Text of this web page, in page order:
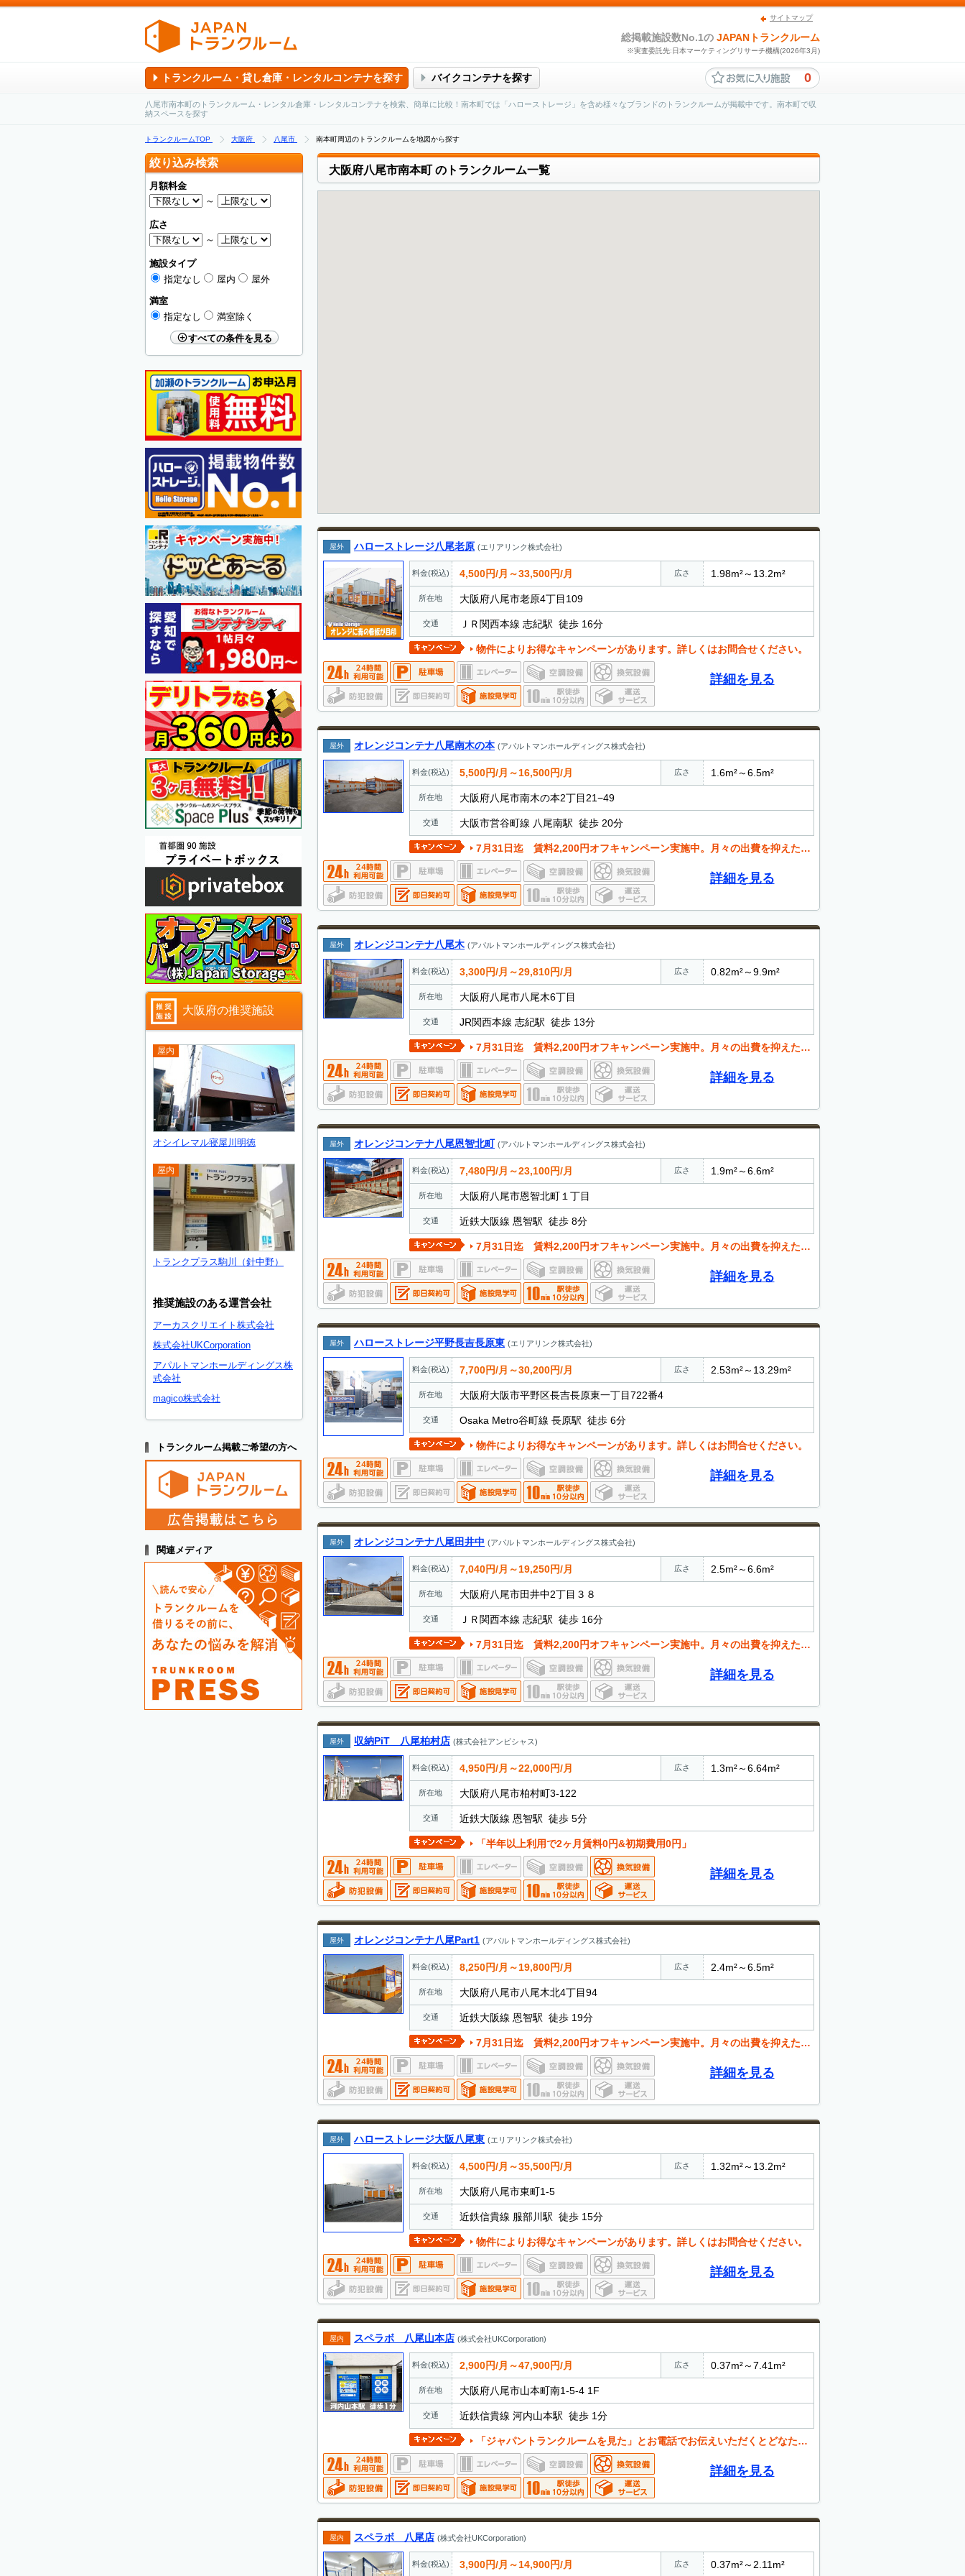
サイトマップ
総掲載施設数No.1の JAPANトランクルーム
※実査委託先:日本マーケティングリサーチ機構(2026年3月)
トランクルーム・貸し倉庫・レンタルコンテナを探す バイクコンテナを探す 0
八尾市南本町のトランクルーム・レンタル倉庫・レンタルコンテナを検索、簡単に比較！南本町では「ハローストレージ」を含め様々なブランドのトランクルームが掲載中です。南本町で収
納スペースを探す
トランクルームTOP 大阪府 八尾市 南本町周辺のトランクルームを地図から探す
大阪府八尾市南本町のトランクルーム一覧
屋外 ハローストレージ八尾老原 (エリアリンク株式会社)
料金(税込) 4,500円/月～33,500円/月 広さ 1.98m²～13.2m²
所在地 大阪府八尾市老原4丁目109
交通 ＪＲ関西本線 志紀駅 徒歩 16分
物件によりお得なキャンペーンがあります。詳しくはお問合せください。
詳細を見る
屋外 オレンジコンテナ八尾南木の本 (アパルトマンホールディングス株式会社)
料金(税込) 5,500円/月～16,500円/月 広さ 1.6m²～6.5m²
所在地 大阪府八尾市南木の本2丁目21−49
交通 大阪市営谷町線 八尾南駅 徒歩 20分
7月31日迄 賃料2,200円オフキャンペーン実施中。月々の出費を抑えたい方必見です。お問い合わせください。
詳細を見る
屋外 オレンジコンテナ八尾木 (アパルトマンホールディングス株式会社)
料金(税込) 3,300円/月～29,810円/月 広さ 0.82m²～9.9m²
所在地 大阪府八尾市八尾木6丁目
交通 JR関西本線 志紀駅 徒歩 13分
7月31日迄 賃料2,200円オフキャンペーン実施中。月々の出費を抑えたい方必見です。お問い合わせください。
詳細を見る
屋外 オレンジコンテナ八尾恩智北町 (アパルトマンホールディングス株式会社)
料金(税込) 7,480円/月～23,100円/月 広さ 1.9m²～6.6m²
所在地 大阪府八尾市恩智北町１丁目
交通 近鉄大阪線 恩智駅 徒歩 8分
7月31日迄 賃料2,200円オフキャンペーン実施中。月々の出費を抑えたい方必見です。お問い合わせください。
詳細を見る
屋外 ハローストレージ平野長吉長原東 (エリアリンク株式会社)
料金(税込) 7,700円/月～30,200円/月 広さ 2.53m²～13.29m²
所在地 大阪府大阪市平野区長吉長原東一丁目722番4
交通 Osaka Metro谷町線 長原駅 徒歩 6分
物件によりお得なキャンペーンがあります。詳しくはお問合せください。
詳細を見る
屋外 オレンジコンテナ八尾田井中 (アパルトマンホールディングス株式会社)
料金(税込) 7,040円/月～19,250円/月 広さ 2.5m²～6.6m²
所在地 大阪府八尾市田井中2丁目３８
交通 ＪＲ関西本線 志紀駅 徒歩 16分
7月31日迄 賃料2,200円オフキャンペーン実施中。月々の出費を抑えたい方必見です。お問い合わせください。
詳細を見る
屋外 収納PiT 八尾柏村店 (株式会社アンビシャス)
料金(税込) 4,950円/月～22,000円/月 広さ 1.3m²～6.64m²
所在地 大阪府八尾市柏村町3-122
交通 近鉄大阪線 恩智駅 徒歩 5分
「半年以上利用で2ヶ月賃料0円&初期費用0円」
詳細を見る
屋外 オレンジコンテナ八尾Part1 (アパルトマンホールディングス株式会社)
料金(税込) 8,250円/月～19,800円/月 広さ 2.4m²～6.5m²
所在地 大阪府八尾市八尾木北4丁目94
交通 近鉄大阪線 恩智駅 徒歩 19分
7月31日迄 賃料2,200円オフキャンペーン実施中。月々の出費を抑えたい方必見です。お問い合わせください。
詳細を見る
屋外 ハローストレージ大阪八尾東 (エリアリンク株式会社)
料金(税込) 4,500円/月～35,500円/月 広さ 1.32m²～13.2m²
所在地 大阪府八尾市東町1-5
交通 近鉄信貴線 服部川駅 徒歩 15分
物件によりお得なキャンペーンがあります。詳しくはお問合せください。
詳細を見る
屋内 スペラボ 八尾山本店 (株式会社UKCorporation)
料金(税込) 2,900円/月～47,900円/月 広さ 0.37m²～7.41m²
所在地 大阪府八尾市山本町南1-5-4 1F
交通 近鉄信貴線 河内山本駅 徒歩 1分
「ジャパントランクルームを見た」とお電話でお伝えいただくとどなたでも値引き可能。 お気軽にご相談ください。
詳細を見る
屋内 スペラボ 八尾店 (株式会社UKCorporation)
料金(税込) 3,900円/月～14,900円/月 広さ 0.37m²～2.11m²
絞り込み検索
月額料金
～
広さ
～
施設タイプ
指定なし
屋内
屋外
満室
指定なし
満室除く
すべての条件を見る
大阪府の推奨施設
屋内
オシイレマル寝屋川明徳
屋内
トランクプラス駒川（針中野）
推奨施設のある運営会社
アーカスクリエイト株式会社
株式会社UKCorporation
アパルトマンホールディングス株
式会社
magico株式会社
トランクルーム掲載ご希望の方へ
関連メディア